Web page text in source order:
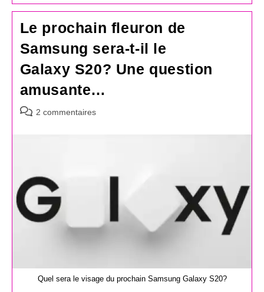
Le prochain fleuron de
Samsung sera-t-il le
Galaxy S20? Une question
amusante…
Commentaires
2 commentaires
Quel sera le visage du prochain Samsung Galaxy S20?